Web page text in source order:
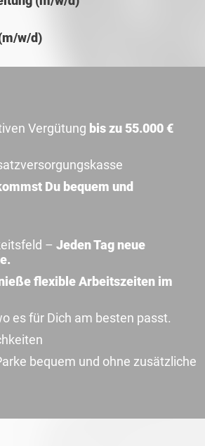
w/d)
Vergütung bis zu 55.000 €
Du bequem und
– Jeden Tag neue
flexible Arbeitszeiten im
es für Dich am besten passt.
bequem und ohne zusätzliche